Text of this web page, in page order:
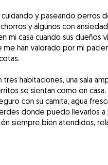
y paseando perros
y algunos con
casa cuando sus dueños
han valorado por mi
habitaciones, una sala
se sientan como en casa.
con su camita, agua
donde puedo llevarlos a
siempre bien atendidos,